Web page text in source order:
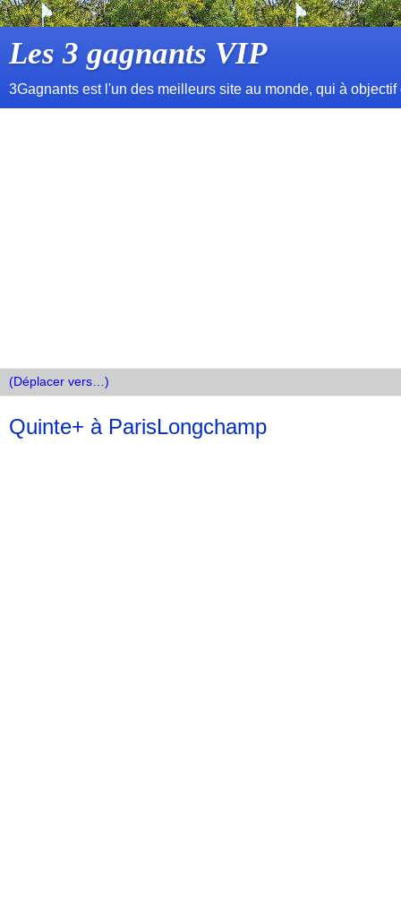
Les 3 gagnants VIP
3Gagnants est l'un des meilleurs site au monde, qui à
Quinte+ à ParisLongchamp